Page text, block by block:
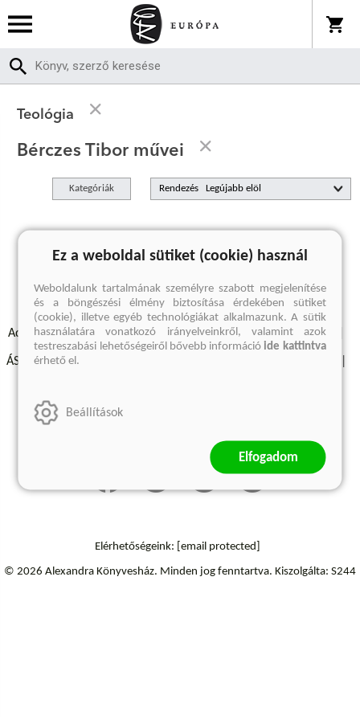
Teológia
Bérczes Tibor művei
Kategóriák Rendezés
A keresett kifejezésre nincs találat
Adatvédelmi szabályzatok Elállási felmondási nyilatkozat
ÁSZF - Vásárlási feltételek
Elérhetőségeink: [email protected]
© 2026 Alexandra Könyvesház. Minden jog fenntartva. Kiszolgálta: S244
Ez a weboldal sütiket (cookie) használ
Weboldalunk tartalmának személyre szabott megjelenítése
és a böngészési élmény biztosítása érdekében sütiket
(cookie), illetve egyéb technológiákat alkalmazunk. A sütik
használatára vonatkozó irányelveinkről, valamint azok
testreszabási lehetőségeiről bővebb információide kattintva
érhető el.
Beállítások
Elfogadom